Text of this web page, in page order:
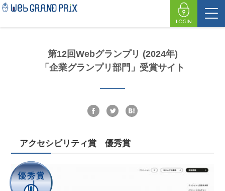
第12回Webグランプリ (2024年)
「企業グランプリ部門」受賞サイト
アクセシビリティ賞 優秀賞